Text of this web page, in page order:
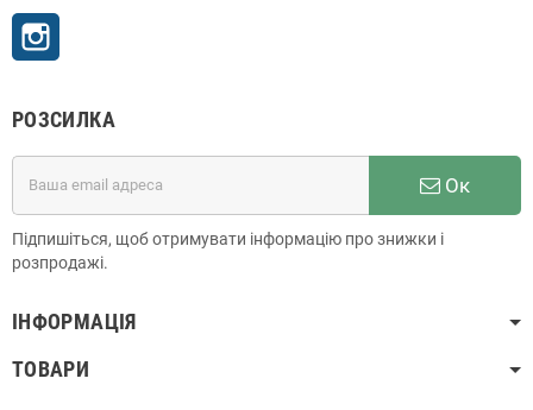
РОЗСИЛКА
Ок
Підпишіться, щоб отримувати інформацію про знижки і
розпродажі.
ІНФОРМАЦІЯ
ТОВАРИ